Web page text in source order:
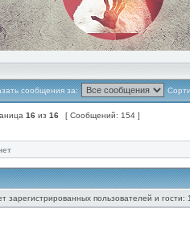
сообщения за:
16 из 16 [ Сообщений: 154 ]
зарегистрированных пользователей и гости: